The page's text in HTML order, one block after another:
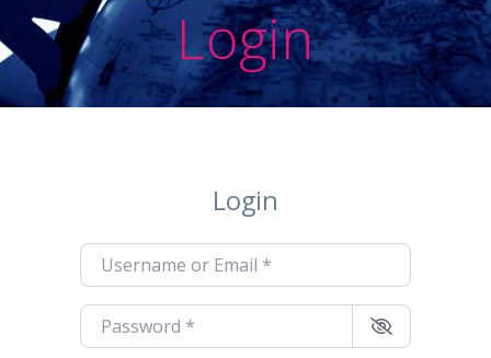
Login
Login
Username or Email *